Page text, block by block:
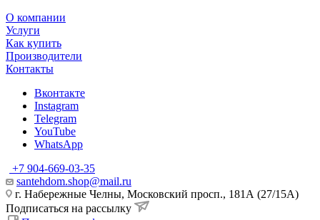
О компании
Услуги
Как купить
Производители
Контакты
Вконтакте
Instagram
Telegram
YouTube
WhatsApp
+7 904-669-03-35
santehdom.shop@mail.ru
г. Набережные Челны, Московский просп., 181А (27/15А)
Подписаться на рассылку